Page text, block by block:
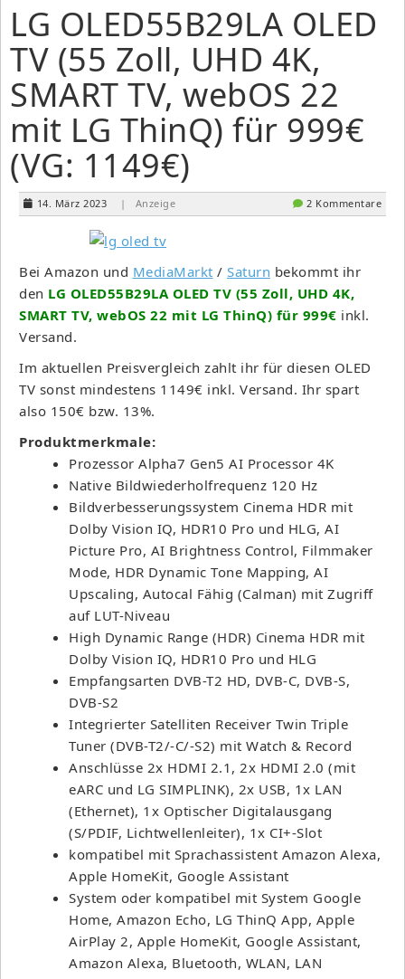
LG OLED55B29LA OLED
TV (55 Zoll, UHD 4K,
SMART TV, webOS 22
mit LG ThinQ) für 999€
(VG: 1149€)
14. März 2023 | Anzeige 2 Kommentare
Bei Amazon und MediaMarkt / Saturn bekommt ihr
den LG OLED55B29LA OLED TV (55 Zoll, UHD 4K,
SMART TV, webOS 22 mit LG ThinQ) für 999€ inkl.
Versand.
Im aktuellen Preisvergleich zahlt ihr für diesen OLED
TV sonst mindestens 1149€ inkl. Versand. Ihr spart
also 150€ bzw. 13%.
Produktmerkmale:
Prozessor Alpha7 Gen5 AI Processor 4K
Native Bildwiederholfrequenz 120 Hz
Bildverbesserungssystem Cinema HDR mit
Dolby Vision IQ, HDR10 Pro und HLG, AI
Picture Pro, AI Brightness Control, Filmmaker
Mode, HDR Dynamic Tone Mapping, AI
Upscaling, Autocal Fähig (Calman) mit Zugriff
auf LUT-Niveau
High Dynamic Range (HDR) Cinema HDR mit
Dolby Vision IQ, HDR10 Pro und HLG
Empfangsarten DVB-T2 HD, DVB-C, DVB-S,
DVB-S2
Integrierter Satelliten Receiver Twin Triple
Tuner (DVB-T2/-C/-S2) mit Watch & Record
Anschlüsse 2x HDMI 2.1, 2x HDMI 2.0 (mit
eARC und LG SIMPLINK), 2x USB, 1x LAN
(Ethernet), 1x Optischer Digitalausgang
(S/PDIF, Lichtwellenleiter), 1x CI+-Slot
kompatibel mit Sprachassistent Amazon Alexa,
Apple HomeKit, Google Assistant
System oder kompatibel mit System Google
Home, Amazon Echo, LG ThinQ App, Apple
AirPlay 2, Apple HomeKit, Google Assistant,
Amazon Alexa, Bluetooth, WLAN, LAN